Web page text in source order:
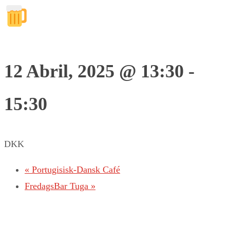
12 Abril, 2025 @ 13:30 -
15:30
DKK
« Portugisisk-Dansk Café
FredagsBar Tuga »